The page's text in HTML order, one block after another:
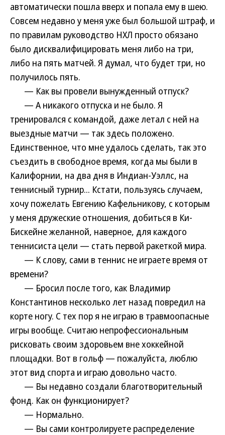
автоматически пошла вверх и попала ему в шею.
Совсем недавно у меня уже был большой штраф, и
по правилам руководство НХЛ просто обязано
было дисквалифицировать меня либо на три,
либо на пять матчей. Я думал, что будет три, но
получилось пять.
— Как вы провели вынужденный отпуск?
— А никакого отпуска и не было. Я
тренировался с командой, даже летал с ней на
выездные матчи — так здесь положено.
Единственное, что мне удалось сделать, так это
съездить в свободное время, когда мы были в
Калифорнии, на два дня в Индиан-Уэллс, на
теннисный турнир... Кстати, пользуясь случаем,
хочу пожелать Евгению Кафельникову, с которым
у меня дружеские отношения, добиться в Ки-
Бискейне желанной, наверное, для каждого
теннисиста цели — стать первой ракеткой мира.
— К слову, сами в теннис не играете время от
времени?
— Бросил после того, как Владимир
Константинов несколько лет назад повредил на
корте ногу. С тех пор я не играю в травмоопасные
игры вообще. Считаю непрофессиональным
рисковать своим здоровьем вне хоккейной
площадки. Вот в гольф — пожалуйста, люблю
этот вид спорта и играю довольно часто.
— Вы недавно создали благотворительный
фонд. Как он функционирует?
— Нормально.
— Вы сами контролируете распределение